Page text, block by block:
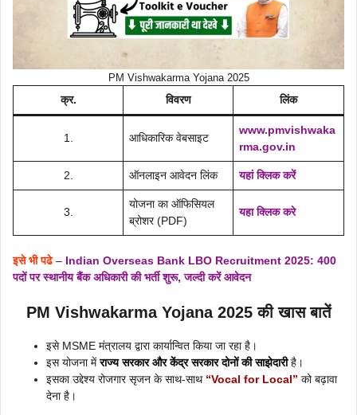
PM Vishwakarma Yojana 2025
क्र. विवरण लिंक
1. आधिकारिक वेबसाइट
www.pmvishwaka
rma.gov.in
2. ऑनलाइन आवेदन लिंक यहां क्लिक करें
3.
योजना का ऑफिसियल
ब्रोशर (PDF)
यहा क्लिक करे
इसे भी पढे– Indian Overseas Bank LBO Recruitment 2025: 400
पदों पर स्थानीय बैंक अधिकारी की भर्ती शुरू, जल्दी करें आवेदन
PM Vishwakarma Yojana 2025 की खास बातें
इसे MSME मंत्रालय द्वारा कार्यान्वित किया जा रहा है।
इस योजना मेंराज्य सरकार और केंद्र सरकार दोनों की साझेदारी है।
इसका उद्देश्य रोजगार सृजन के साथ-साथ “Vocal for Local” को बढ़ावा
देना है।